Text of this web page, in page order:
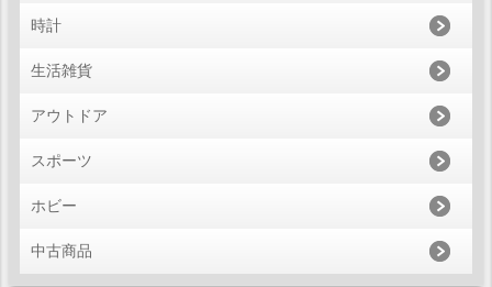
時計
生活雑貨
アウトドア
スポーツ
ホビー
中古商品